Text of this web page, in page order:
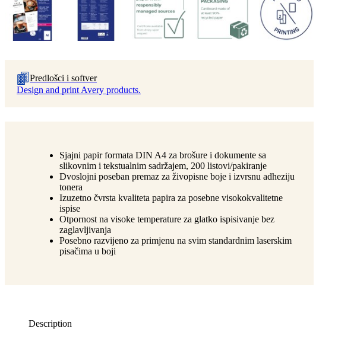
Predlošci i softver
Design and print Avery products.
Sjajni papir formata DIN A4 za brošure i dokumente sa
slikovnim i tekstualnim sadržajem, 200 listovi/pakiranje
Dvoslojni poseban premaz za živopisne boje i izvrsnu adheziju
tonera
Izuzetno čvrsta kvaliteta papira za posebne visokokvalitetne
ispise
Otpornost na visoke temperature za glatko ispisivanje bez
zaglavljivanja
Posebno razvijeno za primjenu na svim standardnim laserskim
pisačima u boji
Description